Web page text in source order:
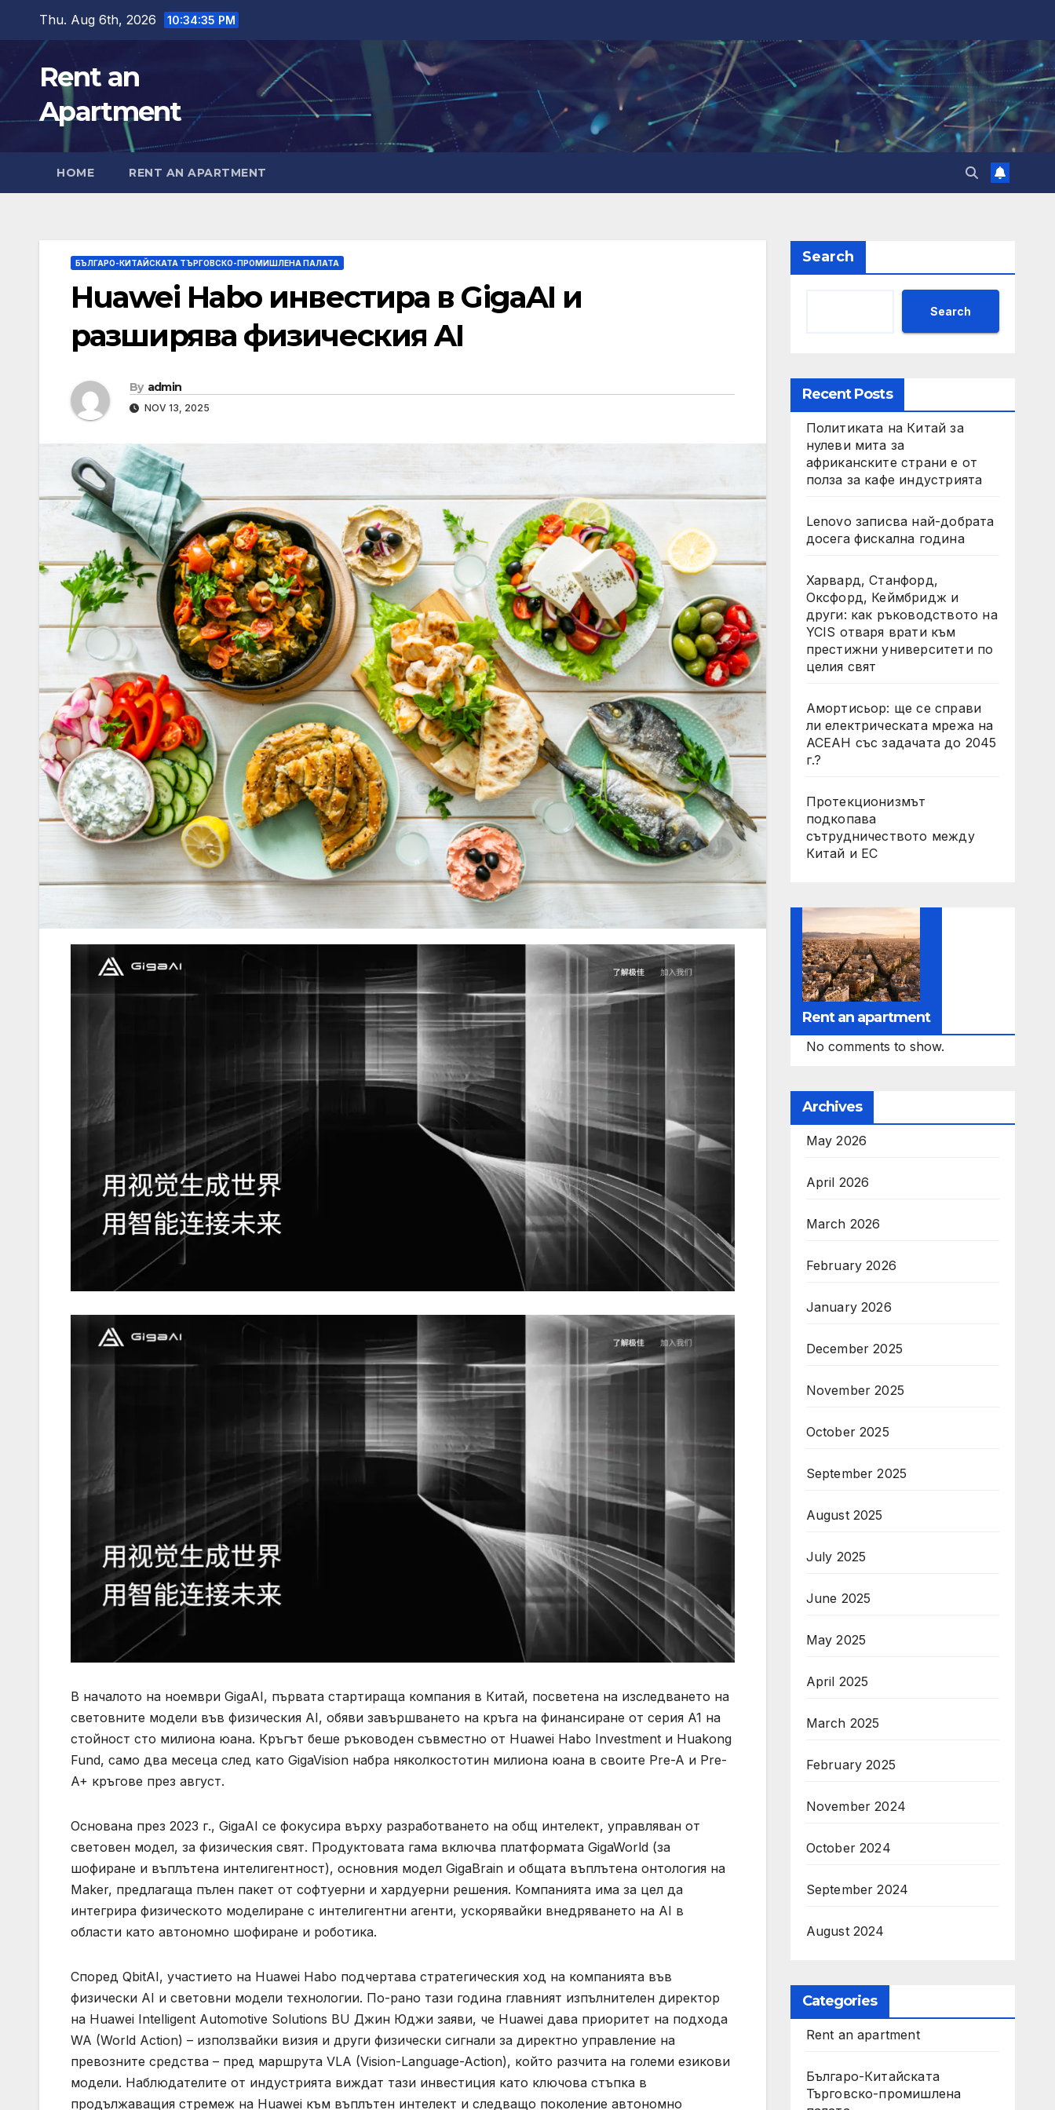
content
Thu. Aug 6th, 2026 10:34:36 PM
Rent an
Apartment
HOME RENT AN APARTMENT
БЪЛГАРО-КИТАЙСКАТА ТЪРГОВСКО-ПРОМИШЛЕНА ПАЛАТА
Huawei Habo инвестира в GigaAI и
разширява физическия AI
By admin
NOV 13, 2025
В началото на ноември GigaAI, първата стартираща компания в Китай, посветена на изследването на
световните модели във физическия AI, обяви завършването на кръга на финансиране от серия A1 на
стойност сто милиона юана. Кръгът беше ръководен съвместно от Huawei Habo Investment и Huakong
Fund, само два месеца след като GigaVision набра няколкостотин милиона юана в своите Pre-A и Pre-
A+ кръгове през август.
Основана през 2023 г., GigaAI се фокусира върху разработването на общ интелект, управляван от
световен модел, за физическия свят. Продуктовата гама включва платформата GigaWorld (за
шофиране и въплътена интелигентност), основния модел GigaBrain и общата въплътена онтология на
Maker, предлагаща пълен пакет от софтуерни и хардуерни решения. Компанията има за цел да
интегрира физическото моделиране с интелигентни агенти, ускорявайки внедряването на AI в
области като автономно шофиране и роботика.
Според QbitAI, участието на Huawei Habo подчертава стратегическия ход на компанията във
физически AI и световни модели технологии. По-рано тази година главният изпълнителен директор
на Huawei Intelligent Automotive Solutions BU Джин Юджи заяви, че Huawei дава приоритет на подхода
WA (World Action) – използвайки визия и други физически сигнали за директно управление на
превозните средства – пред маршрута VLA (Vision-Language-Action), който разчита на големи езикови
модели. Наблюдателите от индустрията виждат тази инвестиция като ключова стъпка в
продължаващия стремеж на Huawei към въплътен интелект и следващо поколение автономно
Search
Search
Recent Posts
Политиката на Китай за
нулеви мита за
африканските страни е от
полза за кафе индустрията
Lenovo записва най-добрата
досега фискална година
Харвард, Станфорд,
Оксфорд, Кеймбридж и
други: как ръководството на
YCIS отваря врати към
престижни университети по
целия свят
Амортисьор: ще се справи
ли електрическата мрежа на
АСЕАН със задачата до 2045
г.?
Протекционизмът
подкопава
сътрудничеството между
Китай и ЕС
Rent an apartment
No comments to show.
Archives
May 2026
April 2026
March 2026
February 2026
January 2026
December 2025
November 2025
October 2025
September 2025
August 2025
July 2025
June 2025
May 2025
April 2025
March 2025
February 2025
November 2024
October 2024
September 2024
August 2024
Categories
Rent an apartment
Българо-Китайската
Търговско-промишлена